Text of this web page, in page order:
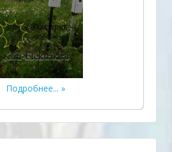
Подробнее...